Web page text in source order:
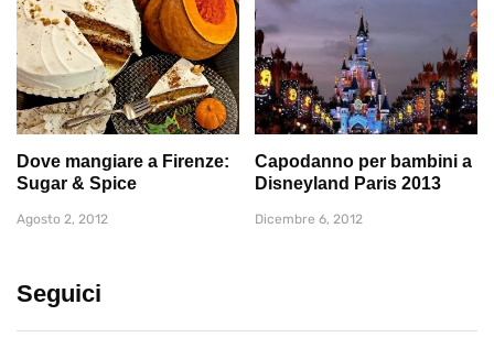
Dove mangiare a Firenze:
Sugar & Spice
Agosto 2, 2012
Capodanno per bambini a
Disneyland Paris 2013
Dicembre 6, 2012
Seguici